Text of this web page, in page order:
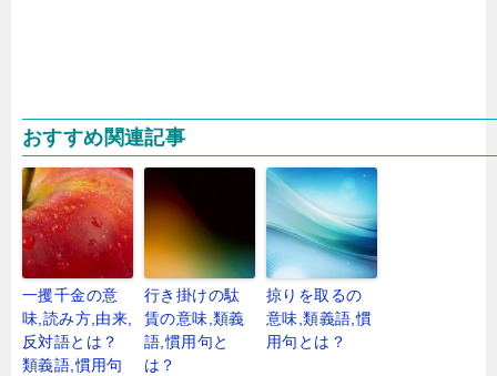
おすすめ関連記事
一攫千金の意
味,読み方,由来,
反対語とは？
類義語,慣用句
行き掛けの駄
賃の意味,類義
語,慣用句と
は？
掠りを取るの
意味,類義語,慣
用句とは？